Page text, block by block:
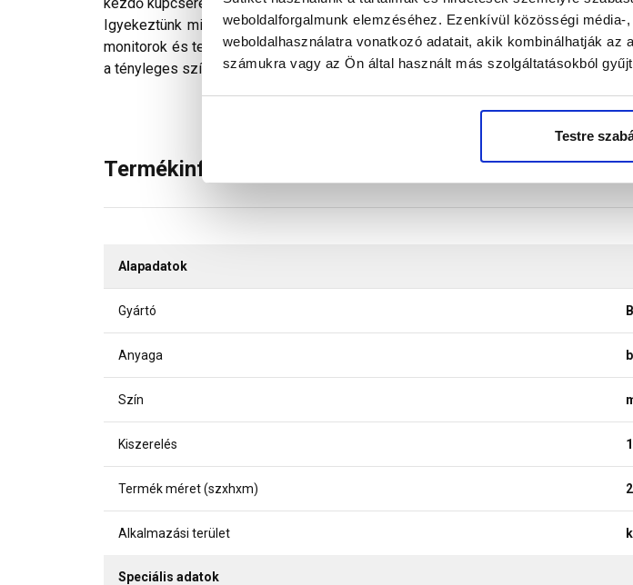
weboldalforgalmunk elemzéséhez. Ezenkívül közösségi
weboldalhasználatra vonatkozó adatait, akik kombinálhatják
számukra vagy az Ön által használt más szolgáltatásokból
Testre
Igyekeztünk minden technikailag lehetséges módon biztosítani a termékeink
monitorok és telefonok kijelzőin megjelenő színek a legtöbb esetben nem
a tényleges színektől.
Termékinformáció
Alapadatok
Gyártó
Anyaga
Szín
Kiszerelés
Termék méret (szxhxm)
Alkalmazási terület
Speciális adatok